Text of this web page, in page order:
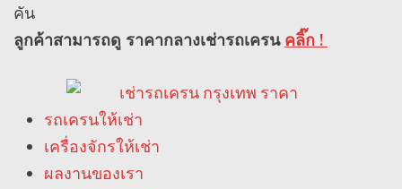
คัน
ลูกค้าสามารถดู ราคากลางเช่ารถเครน คลิ๊ก !
รถเครนให้เช่า
เครื่องจักรให้เช่า
ผลงานของเรา